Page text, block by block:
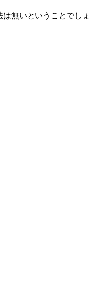
無いということでしょ